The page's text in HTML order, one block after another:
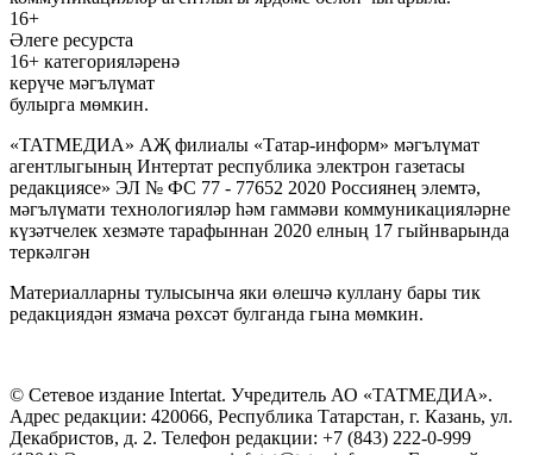
16+
Әлеге ресурста
16+ категорияләренә
керүче мәгълүмат
булырга мөмкин.
«ТАТМЕДИА» АҖ филиалы «Татар-информ» мәгълүмат
агентлыгының Интертат республика электрон газетасы
редакциясе» ЭЛ № ФС 77 - 77652 2020 Россиянең элемтә,
мәгълүмати технологияләр һәм гаммәви коммуникацияләрне
күзәтчелек хезмәте тарафыннан 2020 елның 17 гыйнварында
теркәлгән
Материалларны тулысынча яки өлешчә куллану бары тик
редакциядән язмача рөхсәт булганда гына мөмкин.
© Сетевое издание Intertat. Учредитель АО «ТАТМЕДИА».
Адрес редакции: 420066, Республика Татарстан, г. Казань, ул.
Декабристов, д. 2. Телефон редакции: +7 (843) 222-0-999